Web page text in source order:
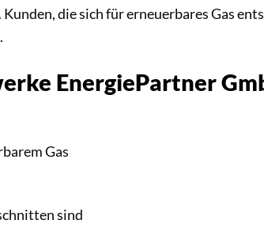
die sich für erneuerbares Gas
EnergiePartner
Gas
sind